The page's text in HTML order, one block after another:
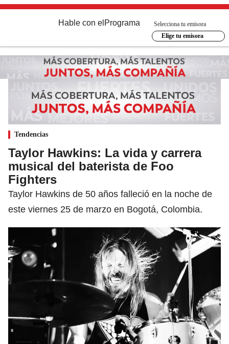
Hable con el Programa
Selecciona tu emisora
Elige tu emisora
Tendencias
Taylor Hawkins: La vida y carrera
musical del baterista de Foo
Fighters
Taylor Hawkins de 50 años falleció en la noche de
este viernes 25 de marzo en Bogotá, Colombia.